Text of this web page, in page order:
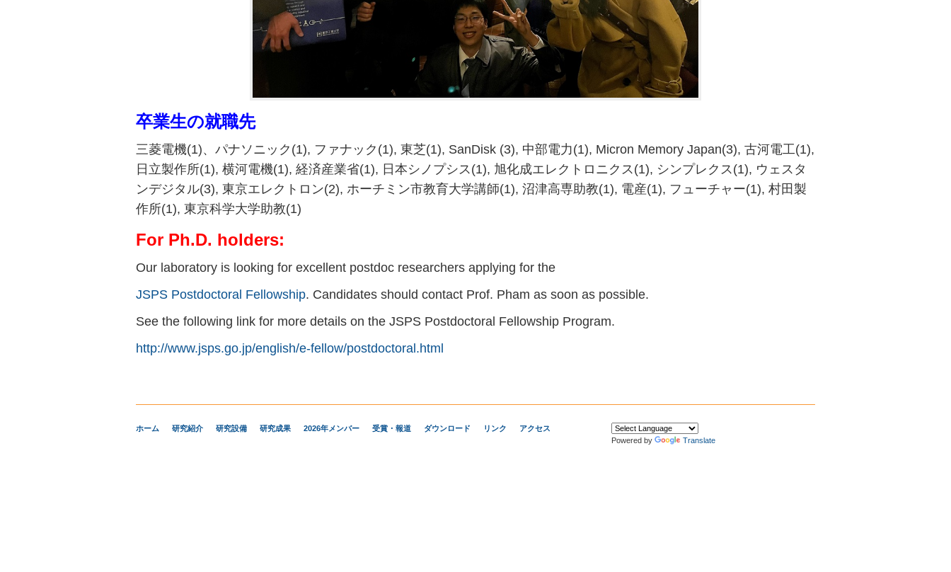
卒業生の就職先
三菱電機(1)、パナソニック(1), ファナック(1), 東芝(1), SanDisk (3), 中部電力(1), Micron Memory Japan(3), 古河電工(1),
日立製作所(1), 横河電機(1), 経済産業省(1), 日本シノプシス(1), 旭化成エレクトロニクス(1), シンプレクス(1), ウェスタ
ンデジタル(3), 東京エレクトロン(2), ホーチミン市教育大学講師(1), 沼津高専助教(1), 電産(1), フューチャー(1), 村田製
作所(1), 東京科学大学助教(1)
For Ph.D. holders:
Our laboratory is looking for excellent postdoc researchers applying for the
JSPS Postdoctoral Fellowship. Candidates should contact Prof. Pham as soon as possible.
See the following link for more details on the JSPS Postdoctoral Fellowship Program.
http://www.jsps.go.jp/english/e-fellow/postdoctoral.html
Powered by Translate
ホーム 研究紹介 研究設備 研究成果 2026年メンバー 受賞・報道 ダウンロード リンク アクセス